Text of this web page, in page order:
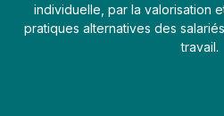
individuelle, par la valorisation
pratiques alternatives des
travail.